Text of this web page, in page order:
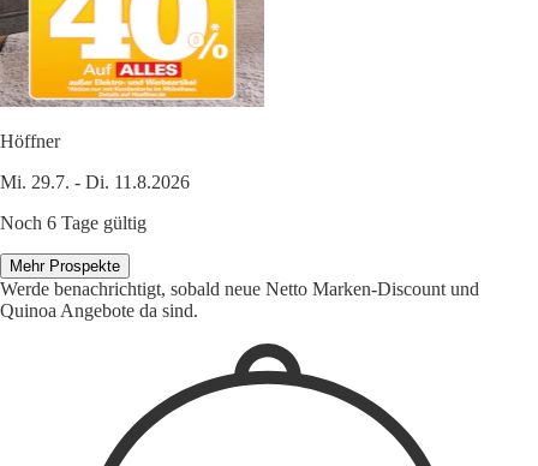
Höffner
Mi. 29.7. - Di. 11.8.2026
Noch 6 Tage gültig
Mehr Prospekte
Werde benachrichtigt, sobald neue Netto Marken-Discount und
Quinoa Angebote da sind.